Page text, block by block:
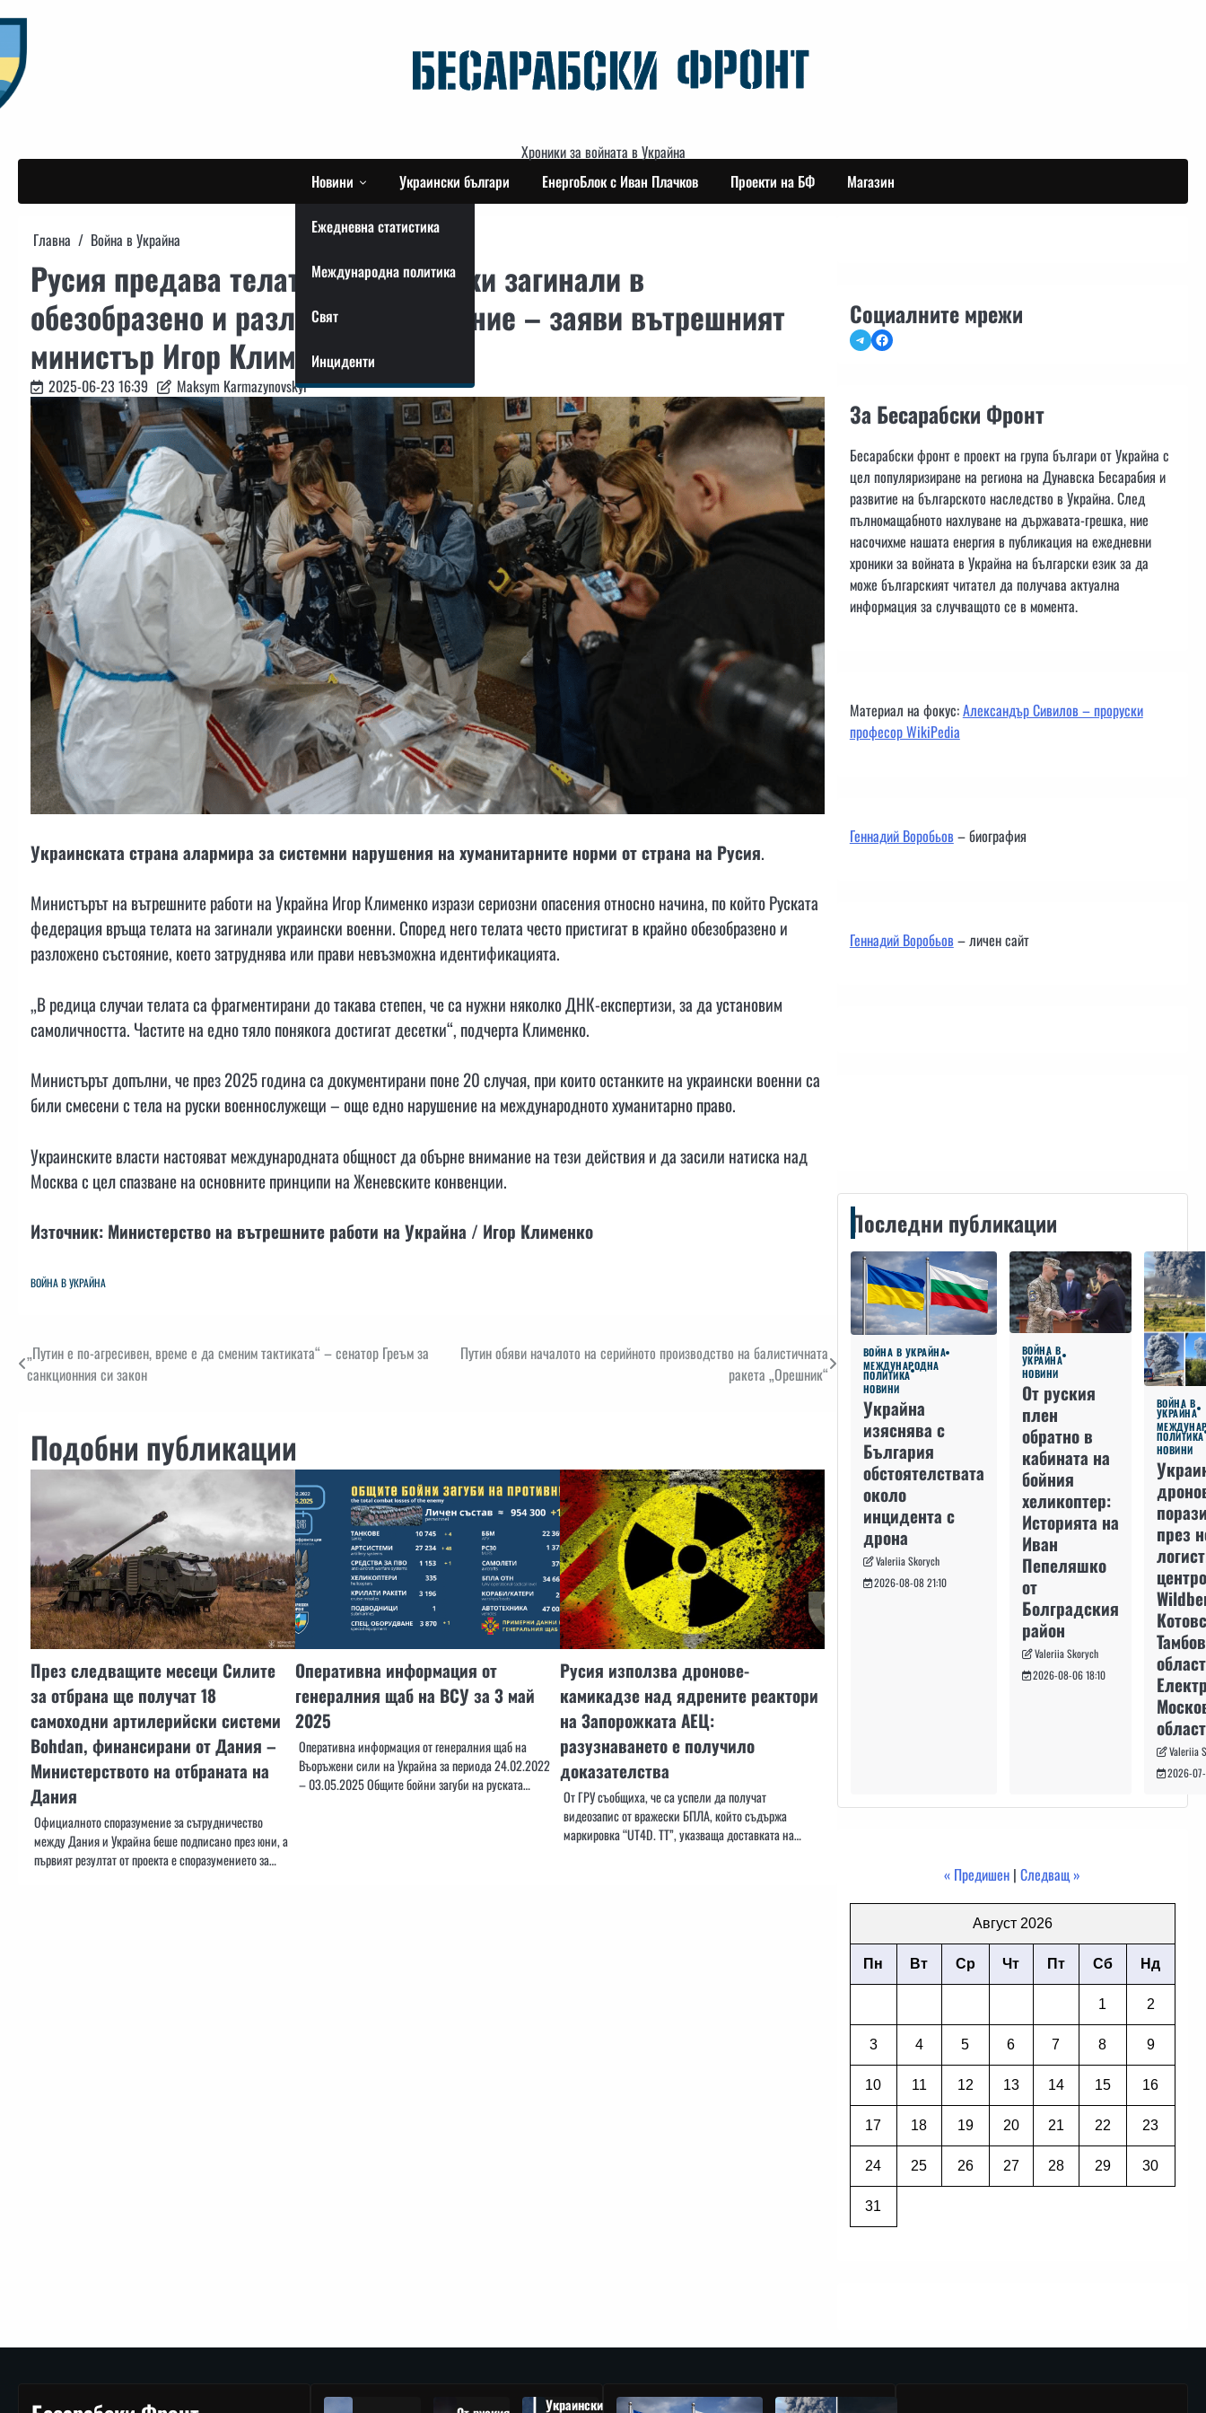
to
content
Хроники за войната в Украйна
Новини
Ежедневна статистика
Международна политика
Свят
Инциденти
Украински българи ЕнергоБлок с Иван Плачков Проекти на БФ Магазин
Главна Война в Украйна
Русия предава телата на украински загинали в
обезобразено и разложено състояние – заяви вътрешният
министър Игор Клименко
2025-06-23 16:39 Maksym Karmazynovskyi
Украинската страна алармира за системни нарушения на хуманитарните норми от страна на Русия.
Министърът на вътрешните работи на Украйна Игор Клименко изрази сериозни опасения относно начина, по който Руската
федерация връща телата на загинали украински военни. Според него телата често пристигат в крайно обезобразено и
разложено състояние, което затруднява или прави невъзможна идентификацията.
„В редица случаи телата са фрагментирани до такава степен, че са нужни няколко ДНК-експертизи, за да установим
самоличността. Частите на едно тяло понякога достигат десетки“, подчерта Клименко.
Министърът допълни, че през 2025 година са документирани поне 20 случая, при които останките на украински военни са
били смесени с тела на руски военнослужещи – още едно нарушение на международното хуманитарно право.
Украинските власти настояват международната общност да обърне внимание на тези действия и да засили натиска над
Москва с цел спазване на основните принципи на Женевските конвенции.
Източник: Министерство на вътрешните работи на Украйна / Игор Клименко
ВОЙНА В УКРАЙНА
Навигация
„Путин е по-агресивен, време е да сменим тактиката“ – сенатор Греъм за
санкционния си закон
Путин обяви началото на серийното производство на балистичната
ракета „Орешник“
Подобни публикации
През следващите месеци Силите
за отбрана ще получат 18
самоходни артилерийски системи
Bohdan, финансирани от Дания –
Министерството на отбраната на
Дания
Официалното споразумение за сътрудничество
между Дания и Украйна беше подписано през юни, а
първият резултат от проекта е споразумението за…
Оперативна информация от
генералния щаб на ВСУ за 3 май
2025
Оперативна информация от генералния щаб на
Въоръжени сили на Украйна за периода 24.02.2022
– 03.05.2025 Общите бойни загуби на руската…
Русия използва дронове-
камикадзе над ядрените реактори
на Запорожката АЕЦ:
разузнаването е получило
доказателства
От ГРУ съобщиха, че са успели да получат
видеозапис от вражески БПЛА, който съдържа
маркировка “UT4D. TT”, указваща доставката на…
Социалните мрежи
TelegramFacebook
За Бесарабски Фронт
Бесарабски фронт е проект на група българи от Украйна с
цел популяризиране на региона на Дунавска Бесарабия и
развитие на българското наследство в Украйна. След
пълномащабното нахлуване на държавата-грешка, ние
насочихме нашата енергия в публикация на ежедневни
хроники за войната в Украйна на български език за да
може българският читател да получава актуална
информация за случващото се в момента.
Материал на фокус:Александър Сивилов – проруски
професор WikiPedia
Геннадий Воробьов– биография
Геннадий Воробьов– личен сайт
Последни публикации
ВОЙНА В УКРАЙНА
МЕЖДУНАРОДНА
ПОЛИТИКА
НОВИНИ
Украйна
изяснява с
България
обстоятелствата
около
инцидента с
дрона
Valeriia Skorych
2026-08-08 21:10
ВОЙНА В
УКРАЙНА
НОВИНИ
От руския
плен
обратно в
кабината на
бойния
хеликоптер:
Историята на
Иван
Пепеляшко
от
Болградския
район
Valeriia Skorych
2026-08-06 18:10
ВОЙНА В
УКРАЙНА
ПОЛИТИКА
НОВИНИ
през
област
Valeriia
2026-
« Предишен |Следващ »
Август 2026
Пн Вт Ср Чт Пт Сб Нд
1 2
3 4 5 6 7 8 9
10 11 12 13 14 15 16
17 18 19 20 21 22 23
24 25 26 27 28 29 30
31
Украински